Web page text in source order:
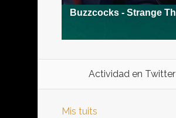
Actividad en Twitter
Mis tuits